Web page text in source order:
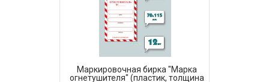
Маркировочная бирка "Марка
огнетушителя" (пластик, толщина